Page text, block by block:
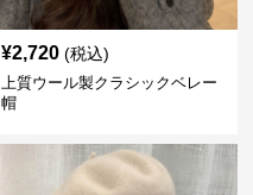
¥2,720 (税込)
上質ウール製クラシックベレー
帽